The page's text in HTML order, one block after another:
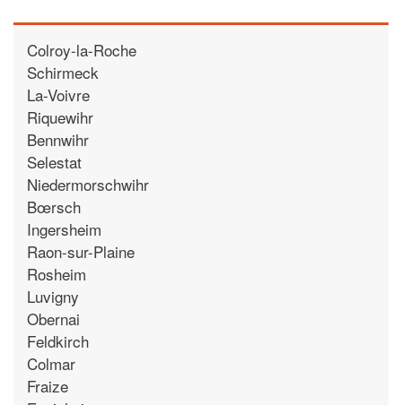
Colroy-la-Roche
Schirmeck
La-Voivre
Riquewihr
Bennwihr
Selestat
Niedermorschwihr
Bœrsch
Ingersheim
Raon-sur-Plaine
Rosheim
Luvigny
Obernai
Feldkirch
Colmar
Fraize